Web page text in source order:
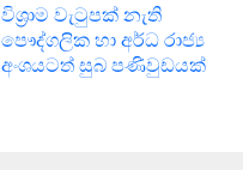
විශ්‍රාම වැටුපක් නැති
පෞද්ගලික හා අර්ධ රාජ්‍ය
අංශයටත් සුබ පණිවුඩයක්